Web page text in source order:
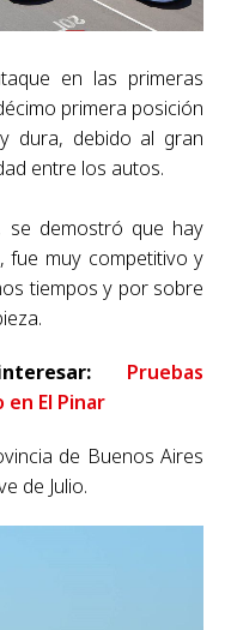
en las primeras
primera posición
dura, debido al gran
entre los autos.
se demostró que hay
fue muy competitivo y
tiempos y por sobre
Pruebas
El Pinar
de Buenos Aires
de Julio.